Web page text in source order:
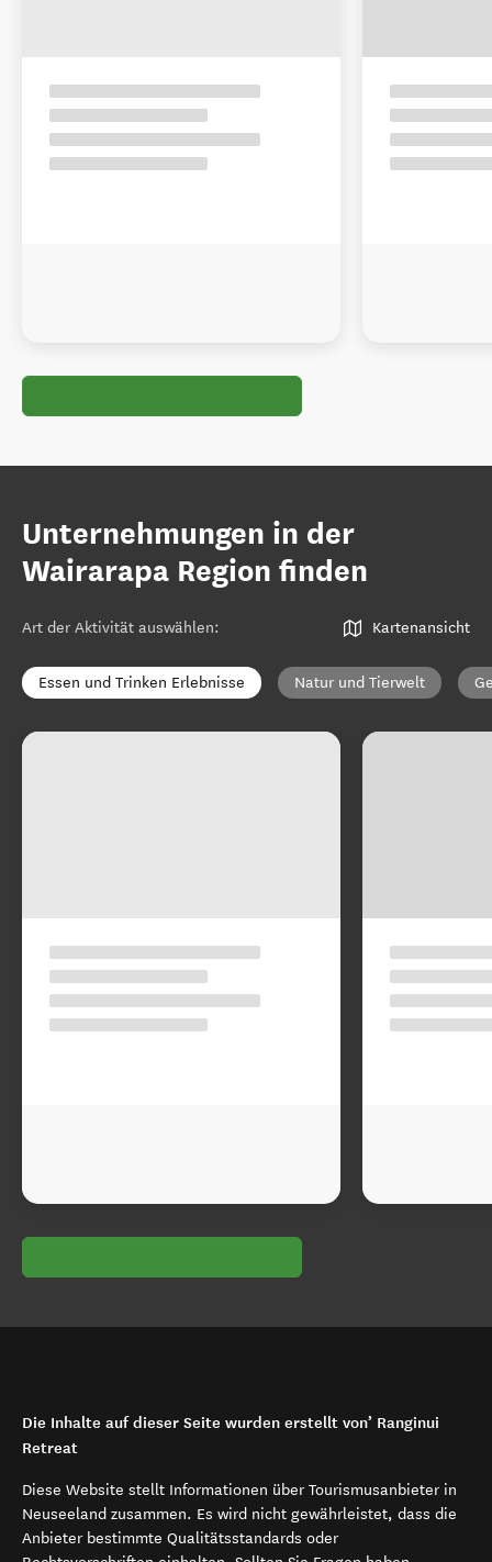
Unternehmungen in der
Wairarapa Region finden
Art der Aktivität auswählen: Kartenansicht
Essen und Trinken Erlebnisse Natur und Tierwelt
Die Inhalte auf dieser Seite wurden erstellt von’ Ranginui
Retreat
Diese Website stellt Informationen über Tourismusanbieter in
Neuseeland zusammen. Es wird nicht gewährleistet, dass die
Anbieter bestimmte Qualitätsstandards oder